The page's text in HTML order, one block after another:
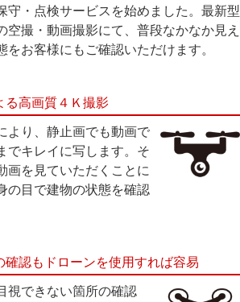
守・点検サービス を始めました。最新型
空撮・動画撮影にて、普段なかなか見え
をお客様にもご確認いただけます。
る高画質４Ｋ撮影
より、静止画でも動画で
でキレイに写します。そ
画を見ていただくことに
の目で建物の状態を確認
確認もドローンを使用すれば容易
視できない箇所の確認